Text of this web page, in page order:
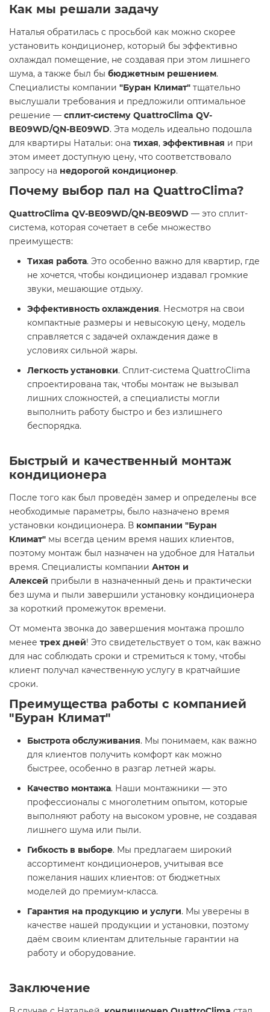
Как мы решали задачу
Наталья обратилась с просьбой как можно скорее
установить кондиционер, который бы эффективно
охлаждал помещение, не создавая при этом лишнего
шума, а также был бы бюджетным решением.
Специалисты компании "Буран Климат" тщательно
выслушали требования и предложили оптимальное
решение — сплит-систему QuattroClima QV-
BE09WD/QN-BE09WD. Эта модель идеально подошла
для квартиры Натальи: она тихая, эффективная и при
этом имеет доступную цену, что соответствовало
запросу на недорогой кондиционер.
Почему выбор пал на QuattroClima?
QuattroClima QV-BE09WD/QN-BE09WD — это сплит-
система, которая сочетает в себе множество
преимуществ:
Тихая работа. Это особенно важно для квартир, где
не хочется, чтобы кондиционер издавал громкие
звуки, мешающие отдыху.
Эффективность охлаждения. Несмотря на свои
компактные размеры и невысокую цену, модель
справляется с задачей охлаждения даже в
условиях сильной жары.
Легкость установки. Сплит-система QuattroClima
спроектирована так, чтобы монтаж не вызывал
лишних сложностей, а специалисты могли
выполнить работу быстро и без излишнего
беспорядка.
Быстрый и качественный монтаж
кондиционера
После того как был проведён замер и определены все
необходимые параметры, было назначено время
установки кондиционера. В компании "Буран
Климат" мы всегда ценим время наших клиентов,
поэтому монтаж был назначен на удобное для Натальи
время. Специалисты компании Антон и
Алексей прибыли в назначенный день и практически
без шума и пыли завершили установку кондиционера
за короткий промежуток времени.
От момента звонка до завершения монтажа прошло
менее трех дней! Это свидетельствует о том, как важно
для нас соблюдать сроки и стремиться к тому, чтобы
клиент получал качественную услугу в кратчайшие
сроки.
Преимущества работы с компанией
"Буран Климат"
Быстрота обслуживания. Мы понимаем, как важно
для клиентов получить комфорт как можно
быстрее, особенно в разгар летней жары.
Качество монтажа. Наши монтажники — это
профессионалы с многолетним опытом, которые
выполняют работу на высоком уровне, не создавая
лишнего шума или пыли.
Гибкость в выборе. Мы предлагаем широкий
ассортимент кондиционеров, учитывая все
пожелания наших клиентов: от бюджетных
моделей до премиум-класса.
Гарантия на продукцию и услуги. Мы уверены в
качестве нашей продукции и установки, поэтому
даём своим клиентам длительные гарантии на
работу и оборудование.
Заключение